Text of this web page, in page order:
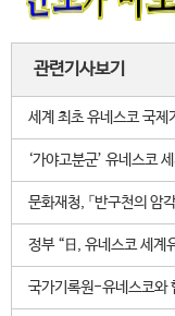
관련기사보기
세계 최초 유네스코 국제
‘가야고분군’ 유네스코
문화재청, 「반구천의 암
정부 “日, 유네스코 세계
국가기록원-유네스코와